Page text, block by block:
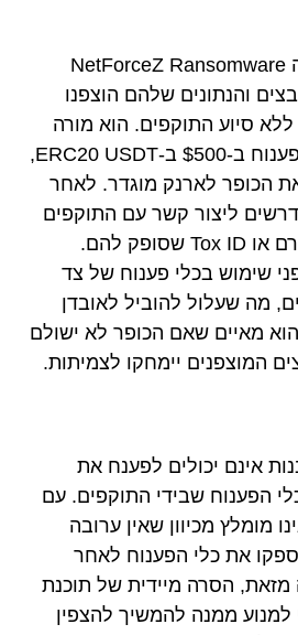
פתק הכופר שהשאירה NetForceZ Ransomware
והנתונים שלהם הוצפנו
ללא סיוע התוקפים. הוא מורה
לקורבנות לרכוש כלי פענוח ב-$500 ב-ERC20 USDT,
הכופר לארנק מוגדר. לאחר
ליצור קשר עם התוקפים
באמצעות חשבון טלגרם או Tox ID שסופק להם.
שימוש בכלי פענוח של צד
מה שעלול להוביל לאובדן
מאיים שאם הכופר לא ישולם
המוצפנים יימחקו לצמיתות.
אינם יכולים לפענח את
הפענוח שבידי התוקפים. עם
מומלץ מכיוון שאין ערובה
את כלי הפענוח לאחר
הסרה מיידית של תוכנת
למנוע ממנה להמשיך להצפין